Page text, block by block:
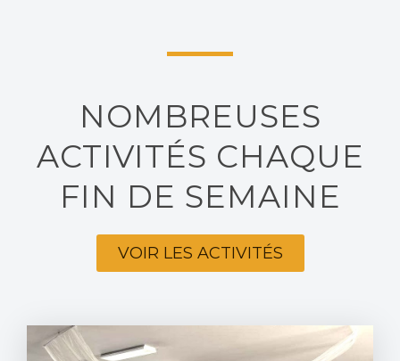
NOMBREUSES
ACTIVITÉS CHAQUE
FIN DE SEMAINE
VOIR LES ACTIVITÉS